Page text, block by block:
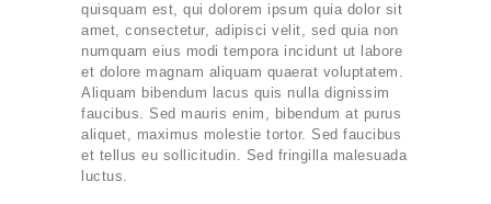
quisquam est, qui dolorem ipsum quia dolor sit
amet, consectetur, adipisci velit, sed quia non
numquam eius modi tempora incidunt ut labore
et dolore magnam aliquam quaerat voluptatem.
Aliquam bibendum lacus quis nulla dignissim
faucibus. Sed mauris enim, bibendum at purus
aliquet, maximus molestie tortor. Sed faucibus
et tellus eu sollicitudin. Sed fringilla malesuada
luctus.